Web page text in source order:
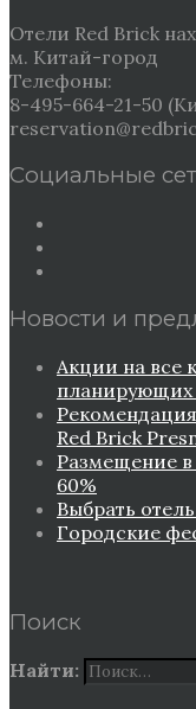
Отели Red Brick
м. Китай-город
Телефоны:
8-495-664-21-50
Социальные
Новости и
Акции на все
планирующих
Red Brick
Размещение в
60%
Выбрать
Городские
Поиск
Найти: